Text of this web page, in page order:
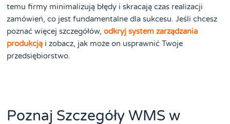
temu firmy minimalizują błędy i skracają czas realizacji
zamówień, co jest fundamentalne dla sukcesu. Jeśli chcesz
poznać więcej szczegółów,odkryj system zarządzania
produkcją i zobacz, jak może on usprawnić Twoje
przedsiębiorstwo.
Poznaj Szczegóły WMS w